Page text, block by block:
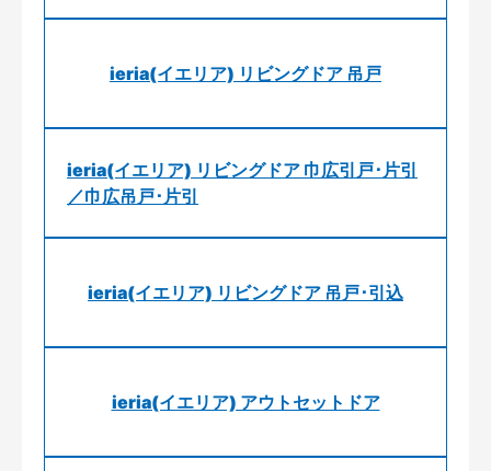
ieria(イエリア) リビングドア 吊戸
ieria(イエリア) リビングドア 巾広引戸･片引
／巾広吊戸･片引
ieria(イエリア) リビングドア 吊戸･引込
ieria(イエリア) アウトセットドア